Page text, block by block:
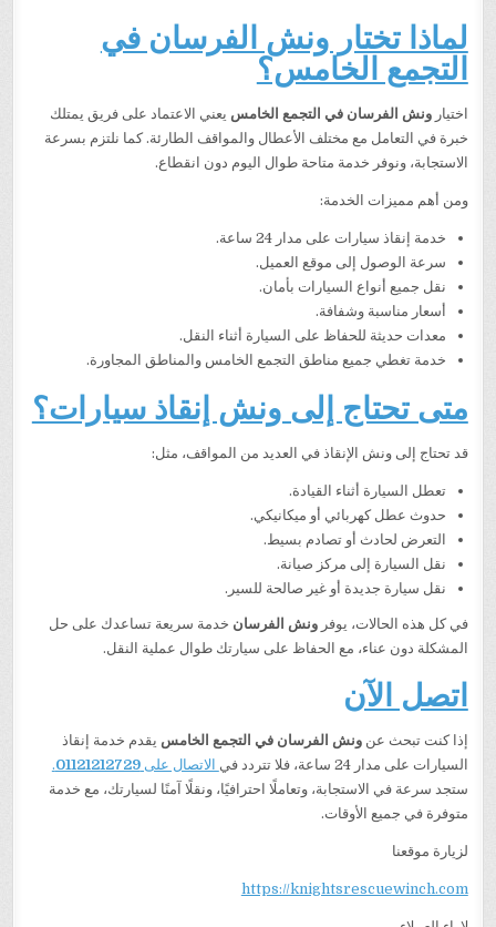
لماذا تختار ونش الفرسان في
التجمع الخامس؟
اختيارونش الفرسان في التجمع الخامس يعني الاعتماد على فريق يمتلك
خبرة في التعامل مع مختلف الأعطال والمواقف الطارئة. كما نلتزم بسرعة
الاستجابة، ونوفر خدمة متاحة طوال اليوم دون انقطاع.
ومن أهم مميزات الخدمة:
خدمة إنقاذ سيارات على مدار 24 ساعة.
سرعة الوصول إلى موقع العميل.
نقل جميع أنواع السيارات بأمان.
أسعار مناسبة وشفافة.
معدات حديثة للحفاظ على السيارة أثناء النقل.
خدمة تغطي جميع مناطق التجمع الخامس والمناطق المجاورة.
متى تحتاج إلى ونش إنقاذ سيارات؟
قد تحتاج إلى ونش الإنقاذ في العديد من المواقف، مثل:
تعطل السيارة أثناء القيادة.
حدوث عطل كهربائي أو ميكانيكي.
التعرض لحادث أو تصادم بسيط.
نقل السيارة إلى مركز صيانة.
نقل سيارة جديدة أو غير صالحة للسير.
في كل هذه الحالات، يوفرونش الفرسان خدمة سريعة تساعدك على حل
المشكلة دون عناء، مع الحفاظ على سيارتك طوال عملية النقل.
اتصل الآن
إذا كنت تبحث عنونش الفرسان في التجمع الخامس يقدم خدمة إنقاذ
السيارات على مدار 24 ساعة، فلا تتردد في
الاتصال على01121212729
.
ستجد سرعة في الاستجابة، وتعاملًا احترافيًا، ونقلًا آمنًا لسيارتك، مع خدمة
متوفرة في جميع الأوقات.
لزيارة موقعنا
https://knightsrescuewinch.com